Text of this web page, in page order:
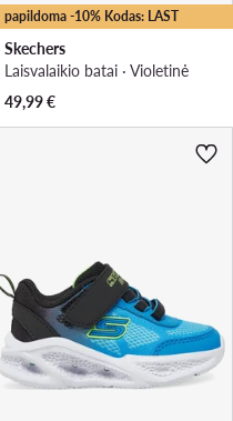
papildoma -10% Kodas: LAST
Skechers
Laisvalaikio batai · Violetinė
49,99€